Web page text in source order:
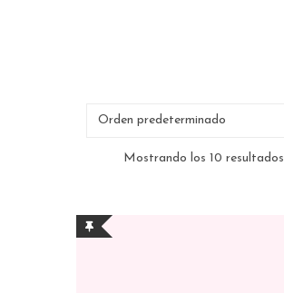
Mostrando los 10 resultados